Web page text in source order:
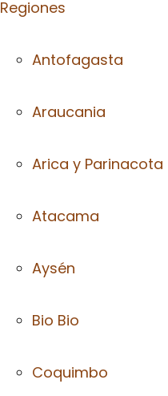
Regiones
Antofagasta
Araucania
Arica y Parinacota
Atacama
Aysén
Bio Bio
Coquimbo